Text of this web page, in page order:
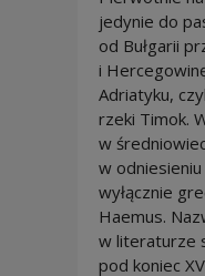
jedynie do
od Bułgarii
i
Adriatyku,
rzeki Timok.
w
w
wyłącznie
Haemus.
w literaturze
pod koniec